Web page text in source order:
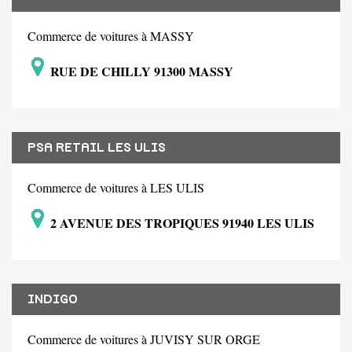
Commerce de voitures à MASSY
RUE DE CHILLY 91300 MASSY
PSA RETAIL LES ULIS
Commerce de voitures à LES ULIS
2 AVENUE DES TROPIQUES 91940 LES ULIS
INDIGO
Commerce de voitures à JUVISY SUR ORGE